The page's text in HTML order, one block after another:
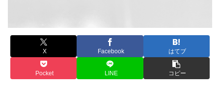
X Facebook はてブ
Pocket LINE コピー